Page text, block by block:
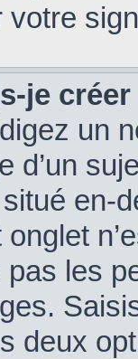
votre
je
un
d’un
situé en-
pas les
deux